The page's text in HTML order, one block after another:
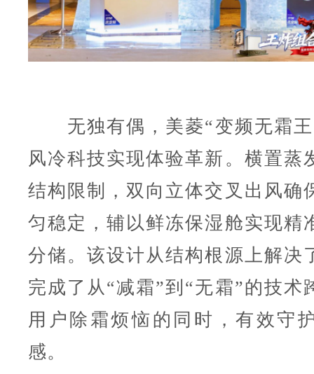
无独有偶，美菱“变频无霜王
风冷科技实现体验革新。横置蒸
结构限制，双向立体交叉出风确
匀稳定，辅以鲜冻保湿舱实现精
分储。该设计从结构根源上解决
完成了从“减霜”到“无霜”的技术
用户除霜烦恼的同时，有效守
感。